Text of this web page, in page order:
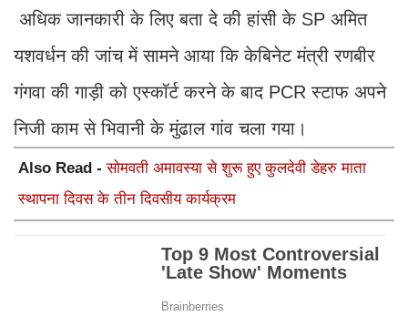
अधिक जानकारी के लिए बता दे की हांसी के SP अमित
यशवर्धन की जांच में सामने आया कि केबिनेट मंत्री रणबीर
गंगवा की गाड़ी को एस्कॉर्ट करने के बाद PCR स्टाफ अपने
निजी काम से भिवानी के मुंढाल गांव चला गया।
Also Read -सोमवती अमावस्या से शुरू हुए कुलदेवी डेहरु माता
स्थापना दिवस के तीन दिवसीय कार्यक्रम